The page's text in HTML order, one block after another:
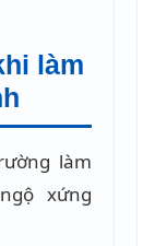
làm
làm
xứng